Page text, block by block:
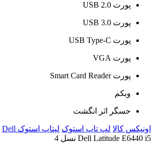
پورت USB 2.0
پورت USB 3.0
پورت USB Type-C
پورت VGA
پورت Smart Card Reader
وبکم
حسگر اثر انگشت
اونیکس کالا لپ تاپ استوک لپتاپ استوک Dell
Dell Latitude E6440 i5 نسل 4